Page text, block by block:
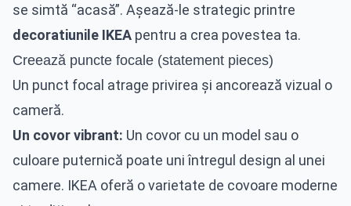
se simtă “acasă”. Așează-le strategic printre
decoratiunile IKEA pentru a crea povestea ta.
Creează puncte focale (statement pieces)
Un punct focal atrage privirea și ancorează vizual o
cameră.
Un covor vibrant: Un covor cu un model sau o
culoare puternică poate uni întregul design al unei
camere. IKEA oferă o varietate de covoare moderne